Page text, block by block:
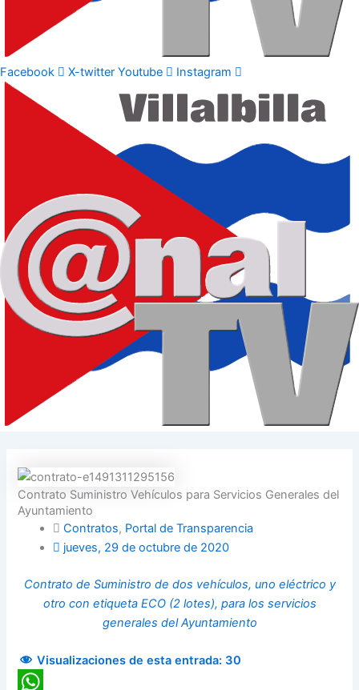
Facebook X-twitter Youtube Instagram
Contrato Suministro Vehículos para Servicios Generales del
Ayuntamiento
Contratos, Portal de Transparencia
jueves, 29 de octubre de 2020
Contrato de Suministro de dos vehículos, uno eléctrico y
otro con etiqueta ECO (2 lotes), para los servicios
generales del Ayuntamiento
Visualizaciones de esta entrada: 30